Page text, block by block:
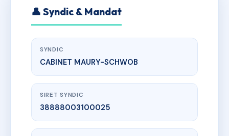
👤 Syndic & Mandat
SYNDIC
CABINET MAURY-SCHWOB
SIRET SYNDIC
38888003100025